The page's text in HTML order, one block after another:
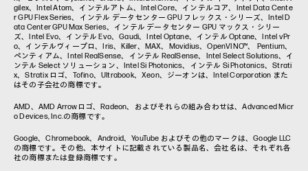
gilex、Intel Atom、インテルアトム、Intel Core、インテルコア、Intel Data Cente
r GPU Flex Series、インテル データセンター GPU フレックス・シリーズ、Intel D
ata Center GPU Max Series、インテル データセンター GPU マックス・シリー
ズ、Intel Evo、インテル Evo、Gaudi、Intel Optane、インテル Optane、Intel vPr
o、インテルヴィープロ、Iris、Killer、MAX、Movidius、OpenVINO™、 Pentium、
ペンティアム、Intel RealSense、インテル RealSense、Intel Select Solutions、イ
ンテル Select ソリューション、Intel Si Photonics、インテル Si Photonics、Strati
x、Stratix ロゴ、Tofino、Ultrabook、Xeon、ジーオンは、Intel Corporation また
はその子会社の商標です。
AMD、AMD Arrowロゴ、Radeon、およびそれらの組み合わせは、Advanced Micr
o Devices, Inc.の商標です。
Google、Chromebook、Android、YouTube およびその他のマークは、Google LLC
の商標です。その他、本サイトに記載されている製品名、会社名は、それぞれ各
社の商標または登録商標です。